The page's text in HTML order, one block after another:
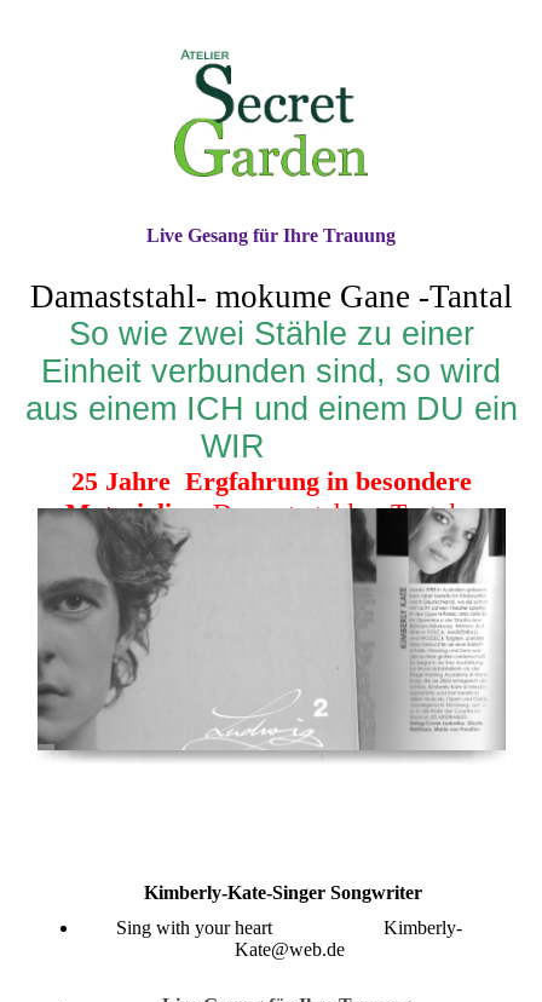
Damaststahl- mokume Gane -Tantal
So wie zwei Stähle zu einer
Einheit verbunden sind, so wird
aus einem ICH und einem DU ein
WIR
25 Jahre Ergfahrung in besondere
MaterialienDamast-stahl Tantal
Mokume Gane Carbon
Live Gesang für Ihre Trauung
Kimberly-Kate-Singer Songwriter
Sing with your heart Kimberly-
Kate@web.de